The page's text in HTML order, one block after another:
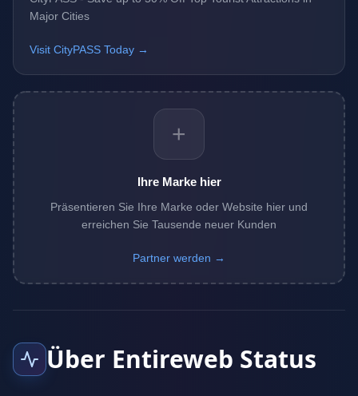
Major Cities
Visit CityPASS Today →
+
Ihre Marke hier
Präsentieren Sie Ihre Marke oder Website hier und
erreichen Sie Tausende neuer Kunden
Partner werden →
Über Entireweb Status